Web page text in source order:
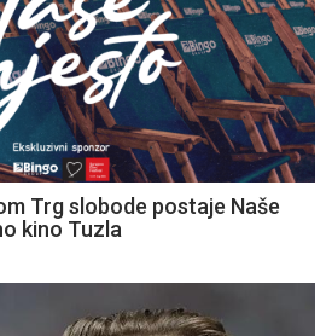
Trg slobode postaje Naše
kino Tuzla